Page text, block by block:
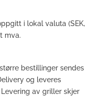
i lokal valuta (SEK,
mva.
bestillinger sendes
og leveres
av griller skjer